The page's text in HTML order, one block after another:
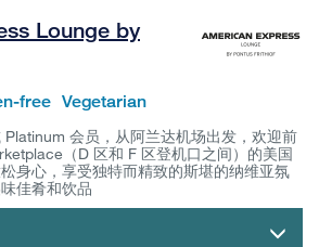
Lounge by
free Vegetarian
会员，从阿兰达机场出发，欢迎前
（D 区和 F 区登机口之间）的美国
身心，享受独特而精致的斯堪的纳维亚氛
佳肴和饮品